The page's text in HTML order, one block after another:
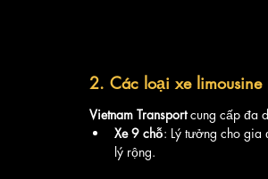
2. Các loại xe
Vietnam Transport cung cấp đa
Xe 9 chỗ: Lý tưởng cho
lý rộng.